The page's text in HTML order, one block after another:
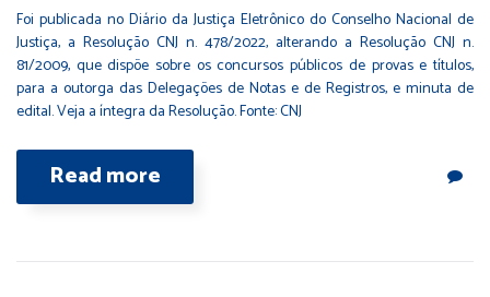
Foi publicada no Diário da Justiça Eletrônico do Conselho Nacional de
Justiça, a Resolução CNJ n. 478/2022, alterando a Resolução CNJ n.
81/2009, que dispõe sobre os concursos públicos de provas e títulos,
para a outorga das Delegações de Notas e de Registros, e minuta de
edital. Veja a íntegra da Resolução. Fonte: CNJ
Read more